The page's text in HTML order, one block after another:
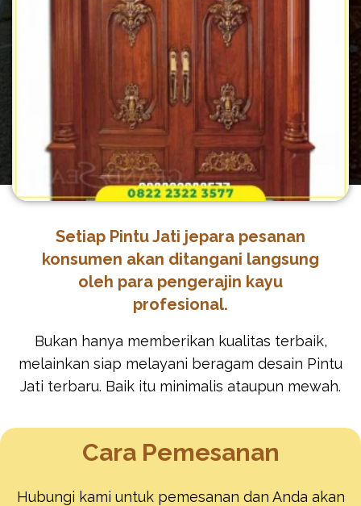
Setiap Pintu Jati jepara pesanan
konsumen akan ditangani langsung
oleh para pengerajin kayu
profesional.
Bukan hanya memberikan kualitas terbaik,
melainkan siap melayani beragam desain Pintu
Jati terbaru. Baik itu minimalis ataupun mewah.
Cara Pemesanan
Hubungi kami untuk pemesanan dan Anda akan